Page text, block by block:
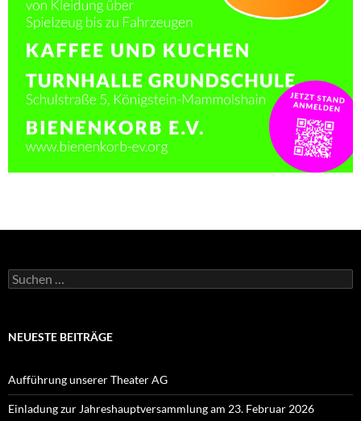
Suchen
nach:
NEUESTE BEITRÄGE
Aufführung unserer Theater AG
Einladung zur Jahreshauptversammlung am 23. Februar 2026